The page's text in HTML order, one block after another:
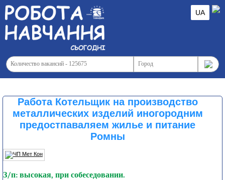
UA
Работа Котельщик на производство
металлических изделий иногородним
предостпаваляем жилье и питание
Ромны
З/п: высокая, при собеседовании.